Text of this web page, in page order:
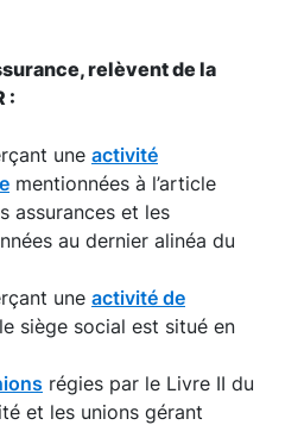
relèvent de la
:
une activité
mentionnées à l’article
assurances et les
au dernier alinéa du
une activité de
siège social est situé en
régies par le Livre II du
et les unions gérant